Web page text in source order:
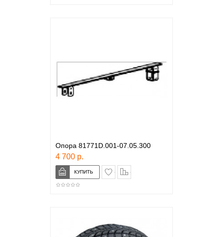
Опора 81771D.001-07.05.300
4 700 р.
в закладки